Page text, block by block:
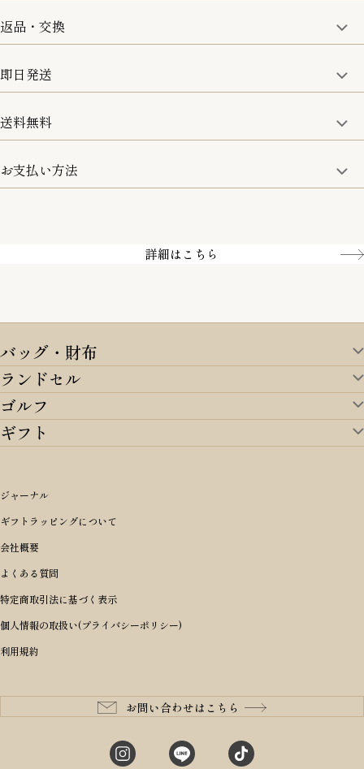
取り扱い商品はすべて正規品となります。
修理などのご相談に関しましては、責任を持って対応させてい
ただきます。
返品・交換
8日以内なら、返品・交換も可能です。
即日発送
15:00までのご注文は即日発送
お取寄せ商品を除く
送料無料
5,500円(税込)以上で全国送料無料となります。
お支払い方法
詳細はこちら
バッグ・財布
バッグ・財布TOP
すべてを見る
アイテムから選ぶ
リュックサック・デイパック・バックパック
ショルダーバッグ
ボディバッグ・ウエストバッグ
長財布
二つ折り財布
三つ折り財布
コインケース・小銭入れ
m＋ エムピウ
PORTER 吉田カバン ポーター
BRIEFING ブリーフィング
Dakota ダコタ
CLEDRAN クレドラン
aniary アニアリ
CIE シー
StitchandSew ステッチアンドソー
ランドセル
ランドセルTOP
すべてを見る
オリジナルランドセル
女の子ランドセル
男の子ランドセル
ランドセル小物・その他
レッド
ピンク
パープル(ラベンダー)
ブルー・ネイビー
価格から選ぶ
〜49,999円
50,000円〜59,999円
60,000円〜69,999円
70,000円〜79,999円
80,000円〜
ゴルフ
ゴルフTOP
アイテムから選ぶ
キャディバッグ
ヘッドカバー
ゴルフ小物
ゴルフウェア/アクセサリー
ブランドから選ぶ
BRIEFING ブリーフィング
master-piece マスターピース
JONES ジョーンズ
木の庄帆布
ギフト
シーンから探す
誕生日
結婚祝い
出産祝い
入学・進学祝い
成人祝い
就職・栄転祝い
長寿・還暦祝い
性別・年齢から探す
男性向け
女性向け
10代
20代
30代
予算から探す
〜4,999円
5,000円〜9,999円
10,000円〜19,999円
20,000円〜29,999円
ジャーナル
ギフトラッピングについて
会社概要
よくある質問
特定商取引法に基づく表示
個人情報の取扱い(プライバシーポリシー)
利用規約
お問い合わせはこちら